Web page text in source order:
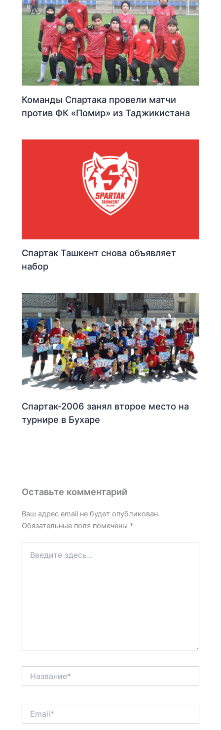
Команды Спартака провели матчи
против ФК «Помир» из Таджикистана
Спартак Ташкент снова объявляет
набор
Спартак-2006 занял второе место на
турнире в Бухаре
Оставьте комментарий
Ваш адрес email не будет опубликован.
Обязательные поля помечены *
здесь...